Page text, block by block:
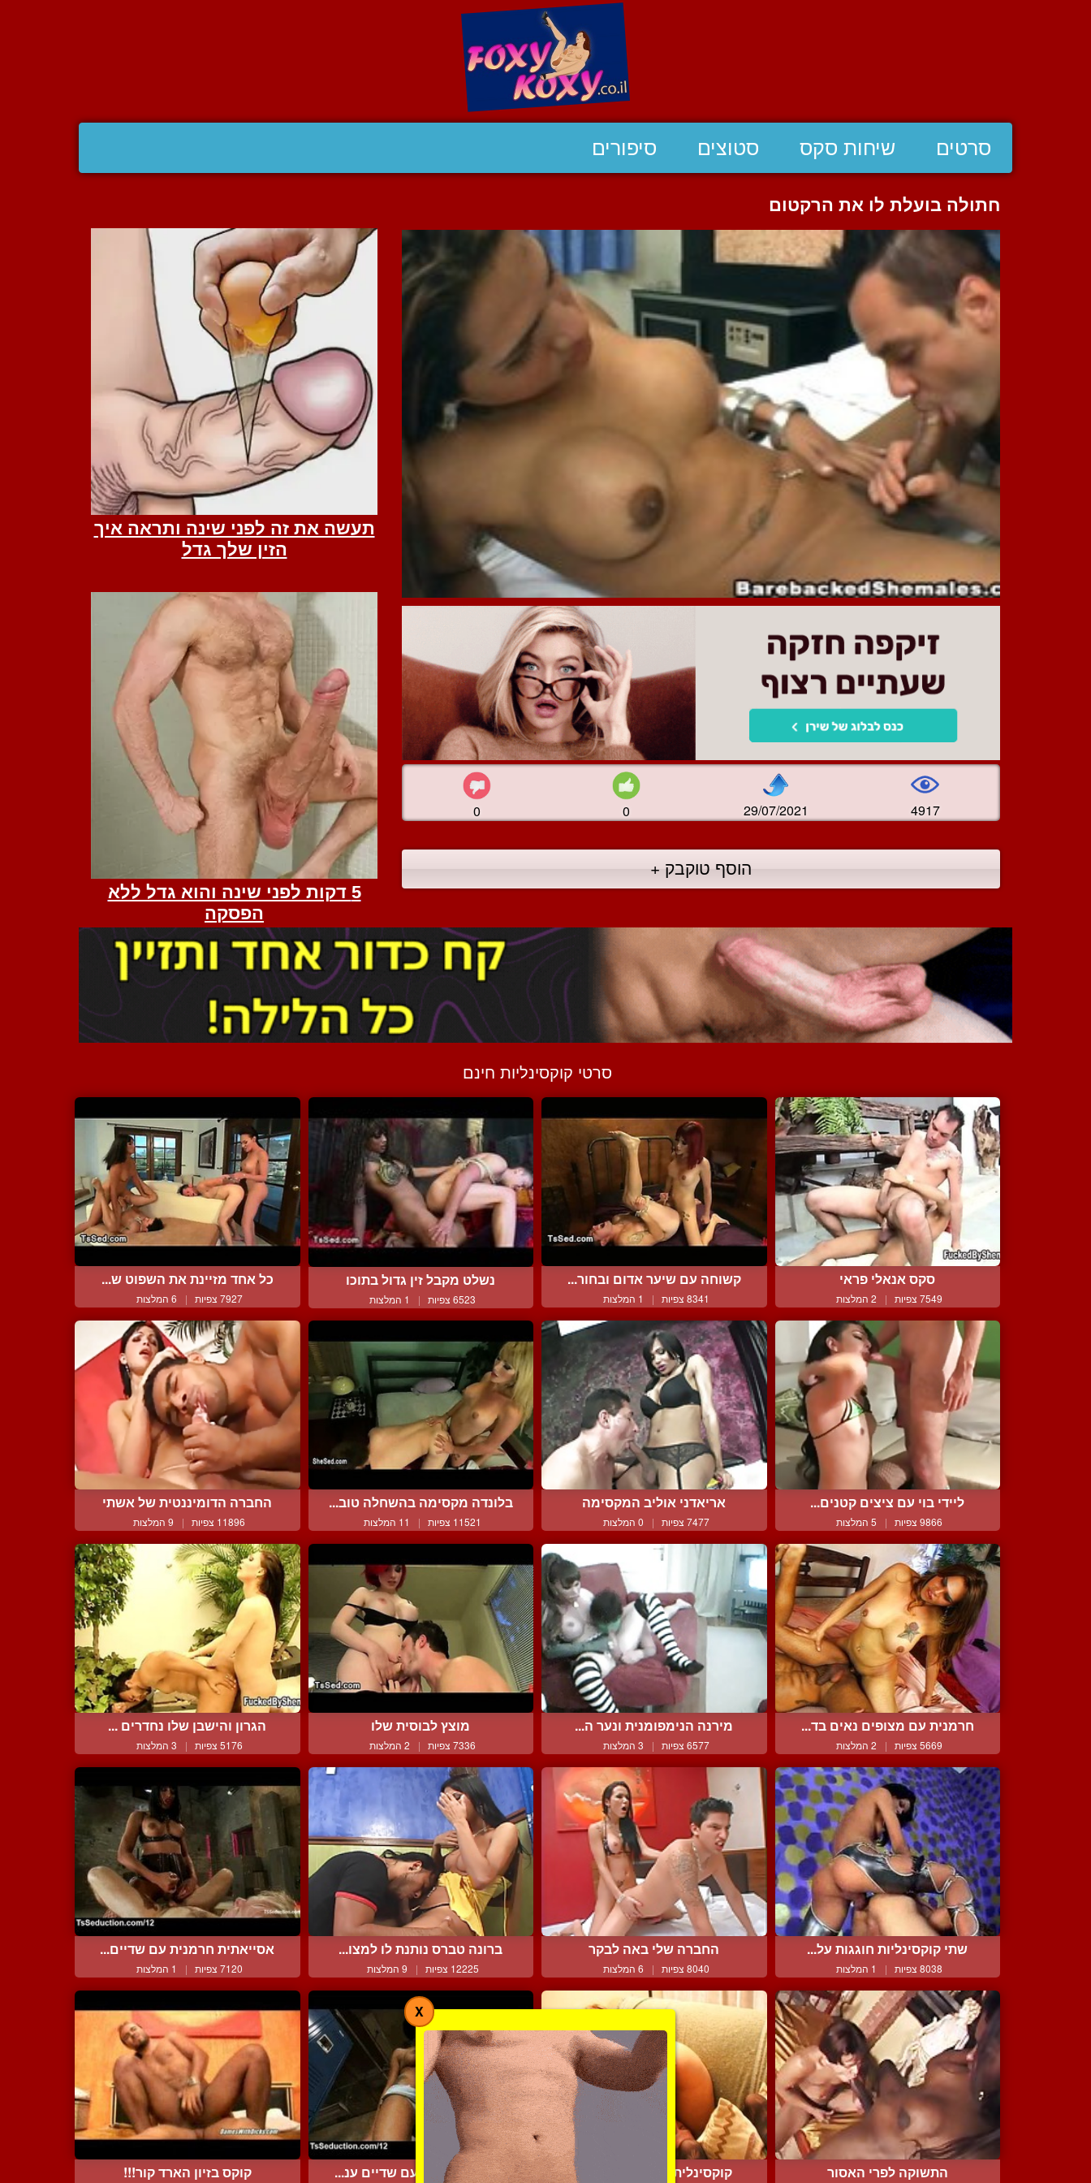
סרטים שיחות סקס סטוצים סיפורים
חתולה בועלת לו את הרקטום
0 0 29/07/2021 4917
הוסף טוקבק +
סרטי קוקסינליות חינם
סקס אנאלי פראי
7549 צפיות | 2 המלצות
קשוחה עם שיער אדום ובחור...
8341 צפיות | 1 המלצות
נשלט מקבל זין גדול בתוכו
6523 צפיות | 1 המלצות
כל אחד מזיינת את השפוט ש...
7927 צפיות | 6 המלצות
ליידי בוי עם ציצים קטנים...
9866 צפיות | 5 המלצות
אריאדני אוליב המקסימה
7477 צפיות | 0 המלצות
בלונדה מקסימה בהשחלה טוב...
11521 צפיות | 11 המלצות
החברה הדומיננטית של אשתי
11896 צפיות | 9 המלצות
חרמנית עם מצופים נאים בד...
5669 צפיות | 2 המלצות
מירנה הנימפומנית ונער ה...
6577 צפיות | 3 המלצות
מוצץ לבוסית שלו
7336 צפיות | 2 המלצות
הגרון והישבן שלו נחדרים ...
5176 צפיות | 3 המלצות
שתי קוקסינליות חוגגות על...
8038 צפיות | 1 המלצות
החברה שלי באה לבקר
8040 צפיות | 6 המלצות
ברונה טברס נותנת לו למצו...
12225 צפיות | 9 המלצות
אסייאתית חרמנית עם שדיים...
7120 צפיות | 1 המלצות
התשוקה לפרי האסור קוקסינלית נימפו עם שני ז... קוקסית שחורה עם שדיים ענ... קוקס בזיון הארד קור!!!
X